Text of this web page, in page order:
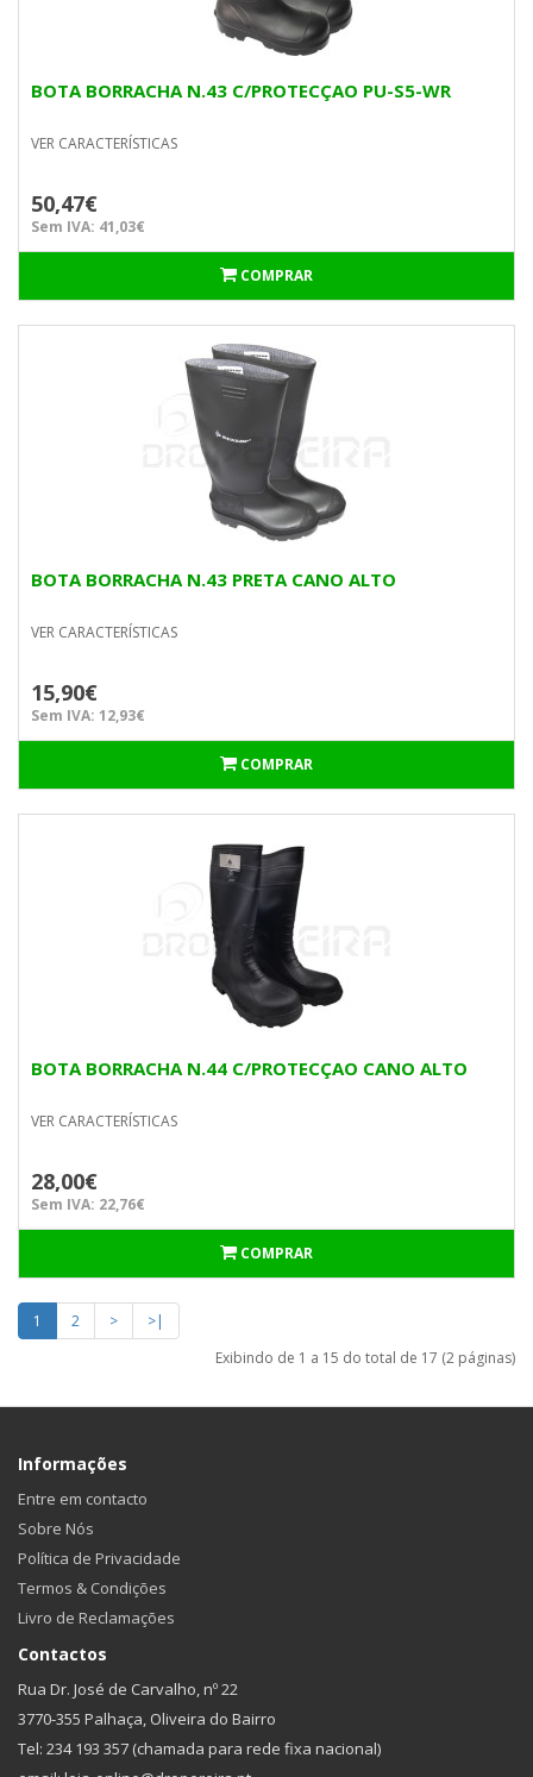
BOTA BORRACHA N.43 C/PROTECÇAO PU-S5-WR
VER CARACTERÍSTICAS
50,47€
Sem IVA: 41,03€
COMPRAR
BOTA BORRACHA N.43 PRETA CANO ALTO
VER CARACTERÍSTICAS
15,90€
Sem IVA: 12,93€
COMPRAR
BOTA BORRACHA N.44 C/PROTECÇAO CANO ALTO
VER CARACTERÍSTICAS
28,00€
Sem IVA: 22,76€
COMPRAR
1 2 >
>|
Exibindo de 1 a 15 do total de 17 (2 páginas)
Informações
Entre em contacto
Sobre Nós
Política de Privacidade
Termos & Condições
Livro de Reclamações
Contactos
Rua Dr. José de Carvalho, nº 22
3770-355 Palhaça, Oliveira do Bairro
Tel: 234 193 357 (chamada para rede fixa nacional)